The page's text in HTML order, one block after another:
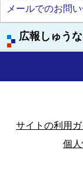
広報しゅう
メールでのお問
サイトの利用ガ
個